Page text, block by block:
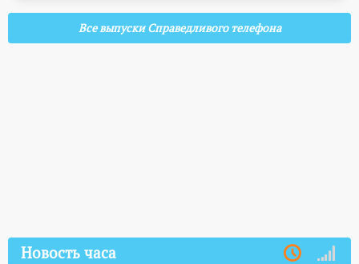
Все выпуски Справедливого телефона
Новость часа